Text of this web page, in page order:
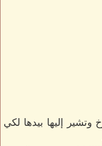
إليها بيدها لكي